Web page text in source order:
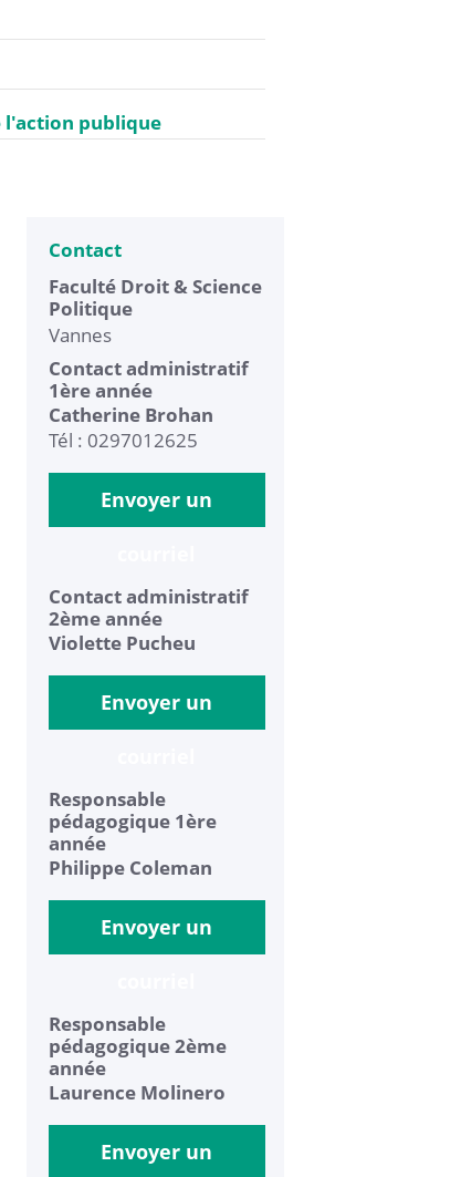
l'action publique
Contact
Faculté Droit & Science
Politique
Vannes
Contact administratif
1ère année
Catherine Brohan
Tél : 0297012625
Envoyer un
Contact administratif
2ème année
Violette Pucheu
Envoyer un
Responsable
pédagogique 1ère
année
Philippe Coleman
Envoyer un
Responsable
pédagogique 2ème
année
Laurence Molinero
Envoyer un